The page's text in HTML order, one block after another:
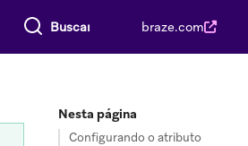
Buscar tudo braze.com
Nesta página
Configurando o atributo